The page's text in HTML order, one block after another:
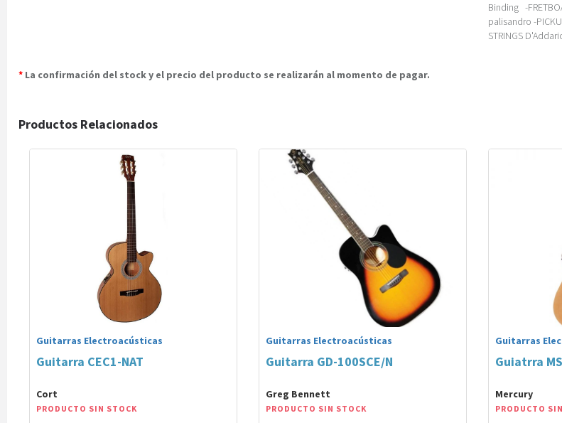
Binding -
palisandro -
STRINGS
* La confirmación del stock y el precio del producto se realizarán al momento de pagar.
Productos Relacionados
Guitarras Electroacústicas
Guitarra CEC1-NAT
Cort
PRODUCTO SIN STOCK
Guitarras Electroacústicas
Guitarra GD-100SCE/N
Greg Bennett
PRODUCTO SIN STOCK
Guitarras
Guiatrra
Mercury
PRODUCTO